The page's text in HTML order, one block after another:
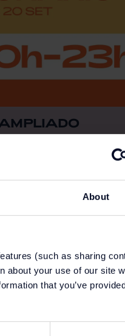
About
(such as sharing
about your use of our site
that you’ve
de una hora extra para